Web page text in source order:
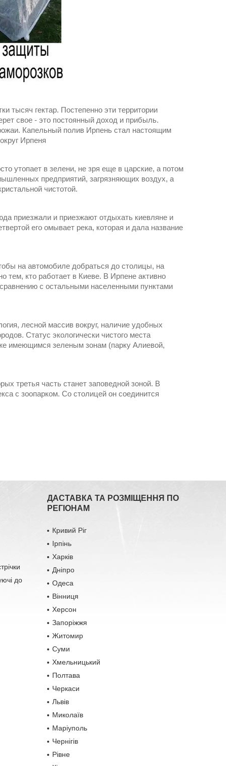
тысяч гектар. Постепенно эти территории
свое - это постоянный доход и прибыль.
Капельный полив Ирпень стал настоящим
Ирпеня
утопает в зелени, не зря еще в царские, а потом
предприятий, загрязняющих воздух, а
чистотой.
приезжали и приезжают отдыхать киевляне и
его омывает река, которая и дала название
на автомобиле добраться до столицы, на
тем, кто работает в Киеве. В Ирпене активно
с остальными населенными пунктами
лесной массив вокруг, наличие удобных
Статус экологически чистого места
имеющимся зеленым зонам (парку Алиевой,
третья часть станет заповедной зоной. В
с зоопарком. Со столицей он соединится
до
ДАСТАВКА ТА РОЗМІЩЕННЯ ПО
РЕГІОНАМ
Кривий Ріг
Ірпінь
Харків
Дніпро
Одеса
Вінниця
Херсон
Запоріжжя
Житомир
Суми
Хмельницький
Полтава
Черкаси
Львів
Миколаїв
Маріуполь
Чернігів
Рівне